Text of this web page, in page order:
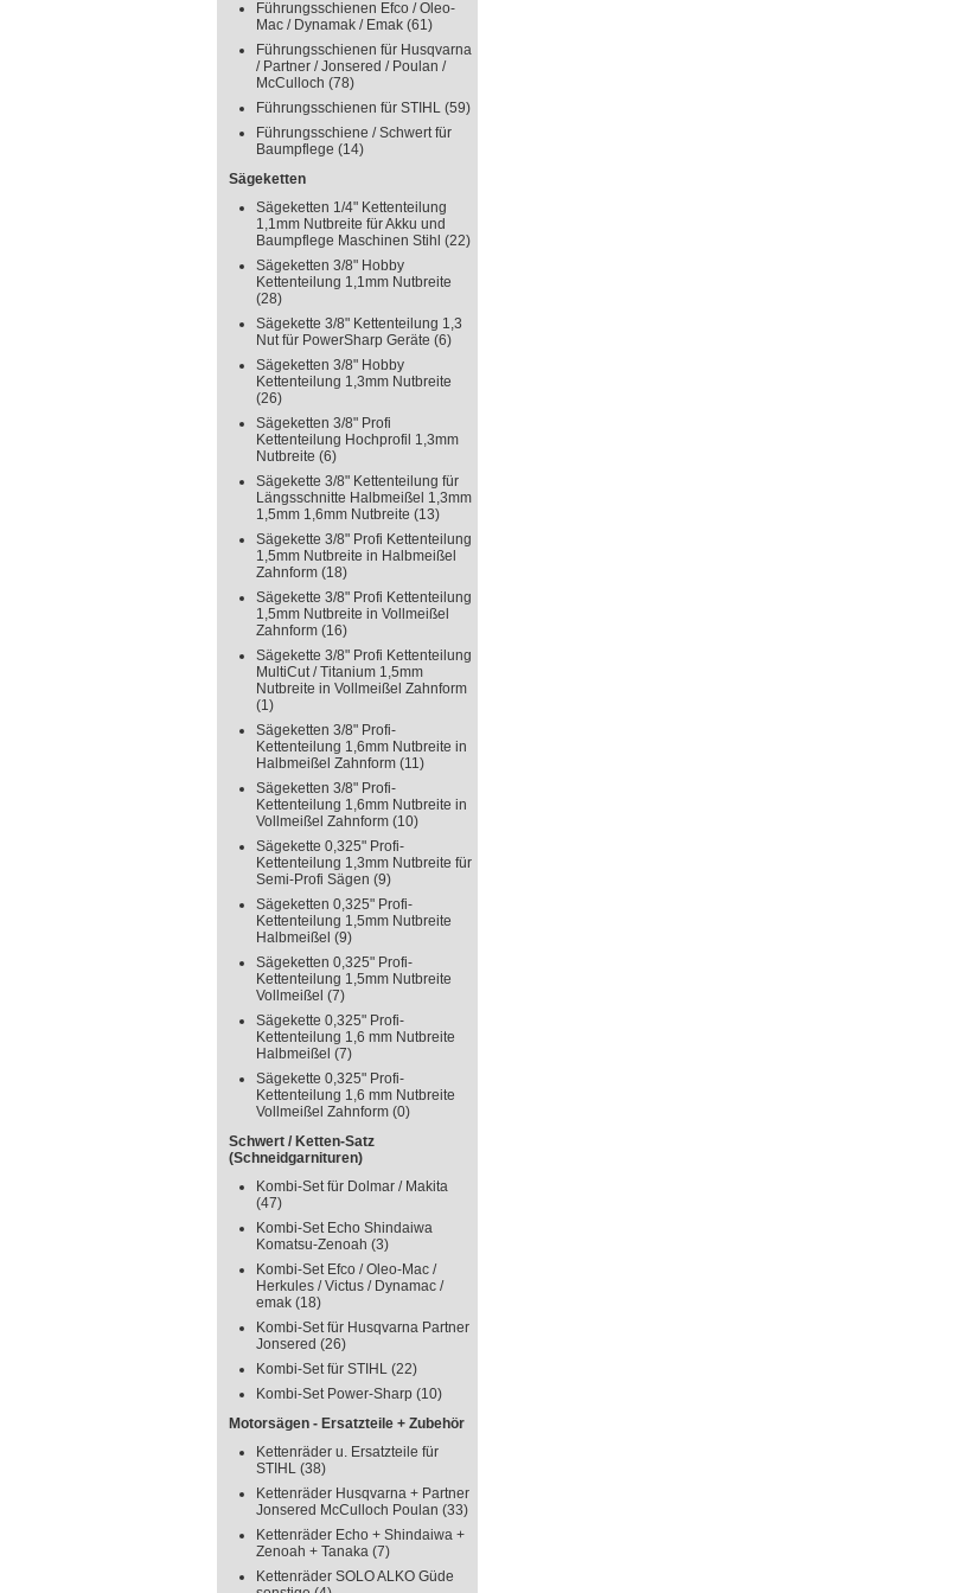
Führungsschienen Efco / Oleo-
Mac / Dynamak / Emak (61)
Führungsschienen für Husqvarna
/ Partner / Jonsered / Poulan /
McCulloch (78)
Führungsschienen für STIHL (59)
Führungsschiene / Schwert für
Baumpflege (14)
Sägeketten
Sägeketten 1/4" Kettenteilung
1,1mm Nutbreite für Akku und
Baumpflege Maschinen Stihl (22)
Sägeketten 3/8" Hobby
Kettenteilung 1,1mm Nutbreite
(28)
Sägekette 3/8" Kettenteilung 1,3
Nut für PowerSharp Geräte (6)
Sägeketten 3/8" Hobby
Kettenteilung 1,3mm Nutbreite
(26)
Sägeketten 3/8" Profi
Kettenteilung Hochprofil 1,3mm
Nutbreite (6)
Sägekette 3/8" Kettenteilung für
Längsschnitte Halbmeißel 1,3mm
1,5mm 1,6mm Nutbreite (13)
Sägekette 3/8" Profi Kettenteilung
1,5mm Nutbreite in Halbmeißel
Zahnform (18)
Sägekette 3/8" Profi Kettenteilung
1,5mm Nutbreite in Vollmeißel
Zahnform (16)
Sägekette 3/8" Profi Kettenteilung
MultiCut / Titanium 1,5mm
Nutbreite in Vollmeißel Zahnform
(1)
Sägeketten 3/8" Profi-
Kettenteilung 1,6mm Nutbreite in
Halbmeißel Zahnform (11)
Sägeketten 3/8" Profi-
Kettenteilung 1,6mm Nutbreite in
Vollmeißel Zahnform (10)
Sägekette 0,325" Profi-
Kettenteilung 1,3mm Nutbreite für
Semi-Profi Sägen (9)
Sägeketten 0,325" Profi-
Kettenteilung 1,5mm Nutbreite
Halbmeißel (9)
Sägeketten 0,325" Profi-
Kettenteilung 1,5mm Nutbreite
Vollmeißel (7)
Sägekette 0,325" Profi-
Kettenteilung 1,6 mm Nutbreite
Halbmeißel (7)
Sägekette 0,325" Profi-
Kettenteilung 1,6 mm Nutbreite
Vollmeißel Zahnform (0)
Schwert / Ketten-Satz
(Schneidgarnituren)
Kombi-Set für Dolmar / Makita
(47)
Kombi-Set Echo Shindaiwa
Komatsu-Zenoah (3)
Kombi-Set Efco / Oleo-Mac /
Herkules / Victus / Dynamac /
emak (18)
Kombi-Set für Husqvarna Partner
Jonsered (26)
Kombi-Set für STIHL (22)
Kombi-Set Power-Sharp (10)
Motorsägen - Ersatzteile + Zubehör
Kettenräder u. Ersatzteile für
STIHL (38)
Kettenräder Husqvarna + Partner
Jonsered McCulloch Poulan (33)
Kettenräder Echo + Shindaiwa +
Zenoah + Tanaka (7)
Kettenräder SOLO ALKO Güde